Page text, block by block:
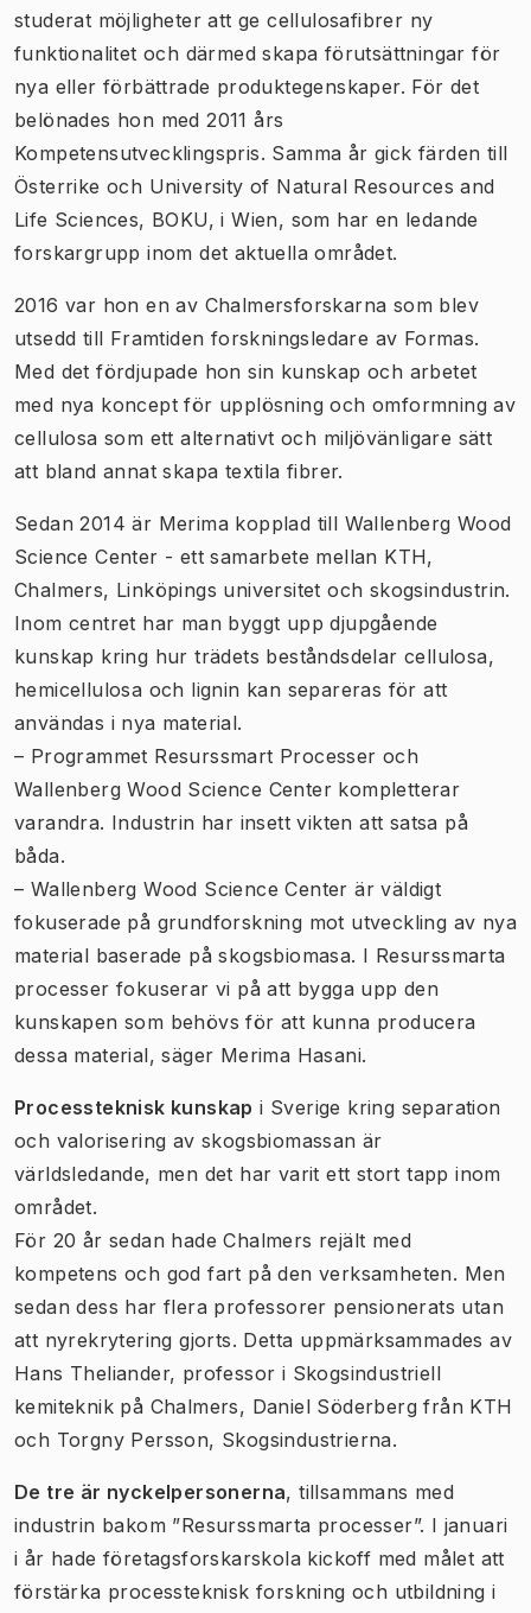
studerat möjligheter att ge cellulosafibrer ny
funktionalitet och därmed skapa förutsättningar för
nya eller förbättrade produktegenskaper. För det
belönades hon med 2011 års
Kompetensutvecklingspris. Samma år gick färden till
Österrike och University of Natural Resources and
Life Sciences, BOKU, i Wien, som har en ledande
forskargrupp inom det aktuella området.
2016 var hon en av Chalmersforskarna som blev
utsedd till Framtiden forskningsledare av Formas.
Med det fördjupade hon sin kunskap och arbetet
med nya koncept för upplösning och omformning av
cellulosa som ett alternativt och miljövänligare sätt
att bland annat skapa textila fibrer.
Sedan 2014 är Merima kopplad till Wallenberg Wood
Science Center - ett samarbete mellan KTH,
Chalmers, Linköpings universitet och skogsindustrin.
Inom centret har man byggt upp djupgående
kunskap kring hur trädets beståndsdelar cellulosa,
hemicellulosa och lignin kan separeras för att
användas i nya material.
– Programmet Resurssmart Processer och
Wallenberg Wood Science Center kompletterar
varandra. Industrin har insett vikten att satsa på
båda.
– Wallenberg Wood Science Center är väldigt
fokuserade på grundforskning mot utveckling av nya
material baserade på skogsbiomasa. I Resurssmarta
processer fokuserar vi på att bygga upp den
kunskapen som behövs för att kunna producera
dessa material, säger Merima Hasani.
Processteknisk kunskap i Sverige kring separation
och valorisering av skogsbiomassan är
världsledande, men det har varit ett stort tapp inom
området.
För 20 år sedan hade Chalmers rejält med
kompetens och god fart på den verksamheten. Men
sedan dess har flera professorer pensionerats utan
att nyrekrytering gjorts. Detta uppmärksammades av
Hans Theliander, professor i Skogsindustriell
kemiteknik på Chalmers, Daniel Söderberg från KTH
och Torgny Persson, Skogsindustrierna.
De tre är nyckelpersonerna, tillsammans med
industrin bakom ”Resurssmarta processer”. I januari
i år hade företagsforskarskola kickoff med målet att
förstärka processteknisk forskning och utbildning i